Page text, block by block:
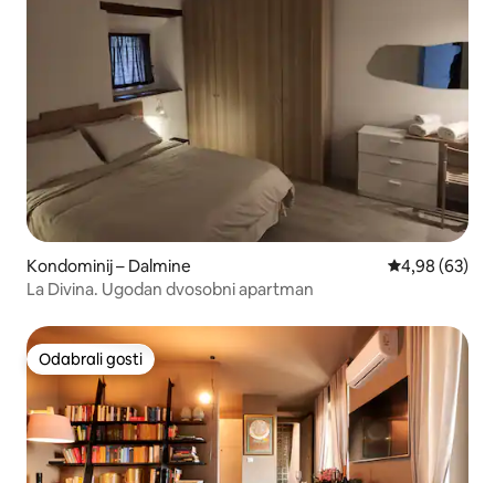
Kondominij – Dalmine Prosječna
4,98 (63)
La Divina. Ugodan dvosobni apartman
Odabrali gosti
Odabrali gosti